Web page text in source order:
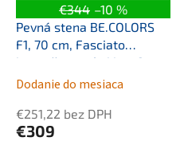
€344 –10 %
Pevná stena BE.COLORS
F1, 70 cm, Fasciato
bezpečnostné sklo - 6
mm, 498 blue navy
Dodanie do mesiaca
€251,22 bez DPH
€309